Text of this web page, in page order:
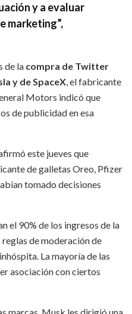
y a evaluar
marketing”,
de la compra de Twitter
y de SpaceX, el fabricante
Motors indicó que
de publicidad en esa
este jueves que
de galletas Oreo, Pfizer
tomado decisiones
el 90% de los ingresos de la
de moderación de
La mayoría de las
asociación con ciertos